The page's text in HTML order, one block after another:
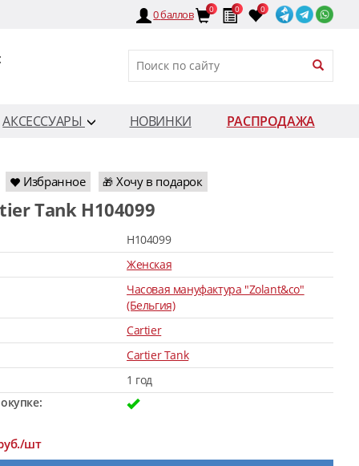
0баллов 0 0 0
АКСЕССУАРЫ НОВИНКИ РАСПРОДАЖА
Избранное 🎁 Хочу в подарок
Tank H104099
H104099
Женская
Часовая мануфактура "Zolant&co"
(Бельгия)
Cartier
Cartier Tank
1 год
шт